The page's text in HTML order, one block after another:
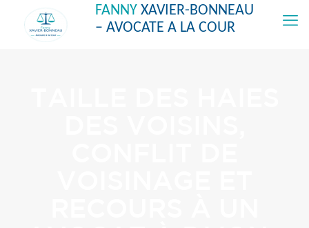
FANNY XAVIER-BONNEAU
– AVOCATE A LA COUR